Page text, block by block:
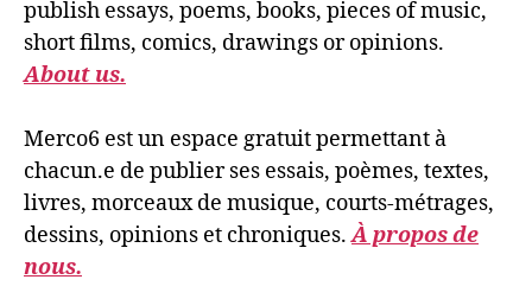
publish essays, poems, books, pieces of music,
short films, comics, drawings or opinions.
About us.
Merco6 est un espace gratuit permettant à
chacun.e de publier ses essais, poèmes, textes,
livres, morceaux de musique, courts-métrages,
dessins, opinions et chroniques.À propos de
nous.